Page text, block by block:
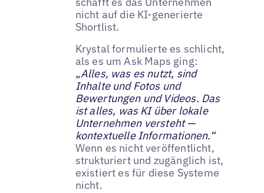
nicht auf die KI-generierte
Shortlist.
Krystal formulierte es schlicht,
als es um Ask Maps ging:
„Alles, was es nutzt, sind
Inhalte und Fotos und
Bewertungen und Videos. Das
ist alles, was KI über lokale
Unternehmen versteht —
kontextuelle Informationen.“
Wenn es nicht veröffentlicht,
strukturiert und zugänglich ist,
existiert es für diese Systeme
nicht.